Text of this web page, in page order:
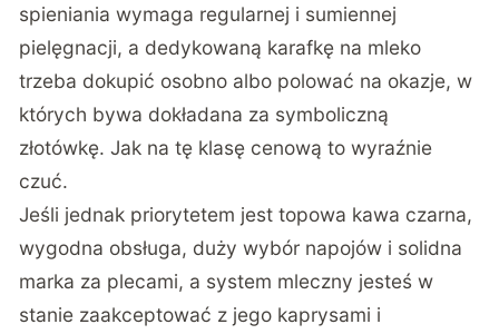
spieniania wymaga regularnej i sumiennej
pielęgnacji, a dedykowaną karafkę na mleko
trzeba dokupić osobno albo polować na okazje, w
których bywa dokładana za symboliczną
złotówkę. Jak na tę klasę cenową to wyraźnie
czuć.
Jeśli jednak priorytetem jest topowa kawa czarna,
wygodna obsługa, duży wybór napojów i solidna
marka za plecami, a system mleczny jesteś w
stanie zaakceptować z jego kaprysami i